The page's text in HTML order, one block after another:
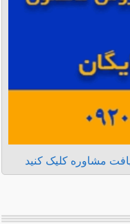
مشاوره کلیک کنید